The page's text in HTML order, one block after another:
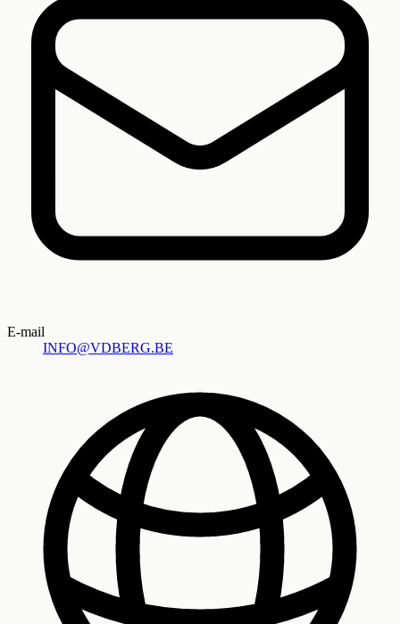
E-mail
INFO@VDBERG.BE